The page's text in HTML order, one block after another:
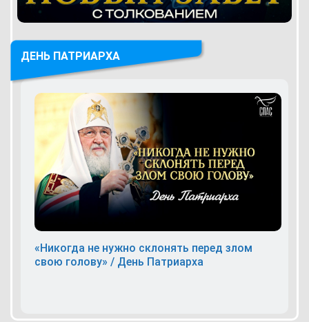
ДЕНЬ ПАТРИАРХА
«Никогда не нужно склонять перед злом
свою голову» / День Патриарха